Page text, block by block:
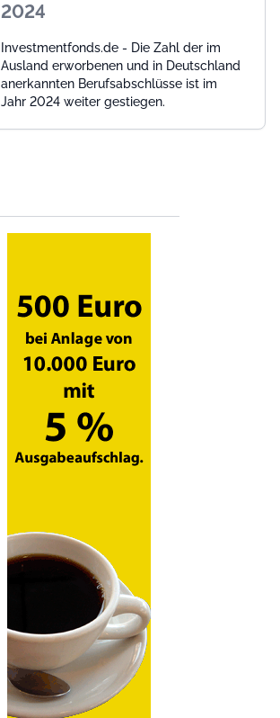
2024
Investmentfonds.de - Die Zahl der im
Ausland erworbenen und in Deutschland
anerkannten Berufsabschlüsse ist im
Jahr 2024 weiter gestiegen.